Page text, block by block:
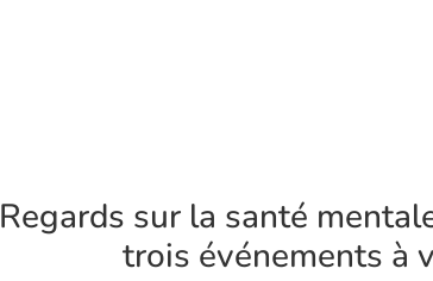
Regards sur la santé
trois événements à